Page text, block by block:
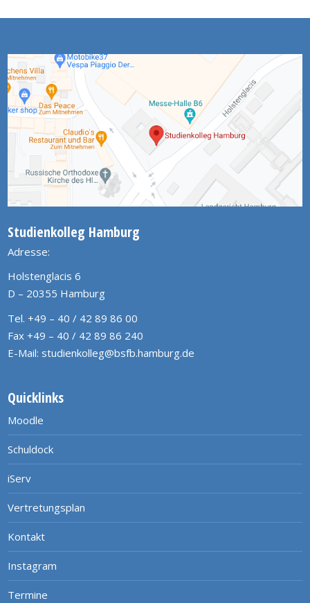
Studienkolleg Hamburg
Adresse:
Holstenglacis 6
D – 20355 Hamburg
Tel. +49 – 40 / 42 89 86 00
Fax +49 – 40 / 42 89 86 240
E-Mail: studienkolleg@bsfb.hamburg.de
Quicklinks
Moodle
Schuldock
iServ
Vertretungsplan
Kontakt
Instagram
Termine